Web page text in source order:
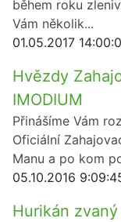
během roku
Vám několik...
01.05.2017
Hvězdy
IMODIUM
Přinášíme Vám
Oficiální
Manu a po kom
05.10.2016
Hurikán